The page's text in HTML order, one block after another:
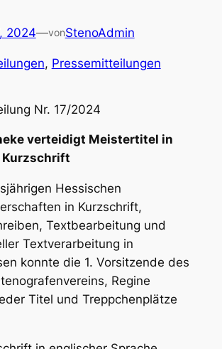
2024—vonStenoAdmin
, Pressemitteilungen
Nr. 17/2024
verteidigt Meistertitel in
Hessischen
in Kurzschrift,
Textbearbeitung und
Textverarbeitung in
konnte die 1. Vorsitzende des
Regine
Titel und Treppchenplätze